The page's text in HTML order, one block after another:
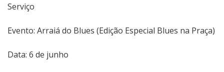
Serviço
Evento: Arraiá do Blues (Edição Especial Blues na Praça)
Data: 6 de junho